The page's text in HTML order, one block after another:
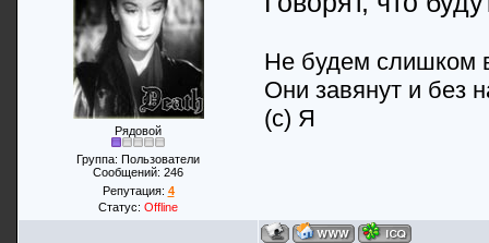
Рядовой
Группа: Пользователи
Сообщений: 246
Репутация: 4
Статус: Offline
Не будем слишком
Они завянут и без
(с) Я